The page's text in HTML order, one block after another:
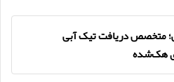
متخصص دریافت تیک آبی
هک‌شده